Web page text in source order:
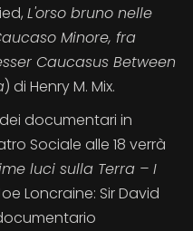
L'orso bruno nelle
Minore, fra
Caucasus Between
) di Henry M. Mix.
documentari in
Sociale alle 18 verrà
luci sulla Terra – I
Loncraine: Sir David